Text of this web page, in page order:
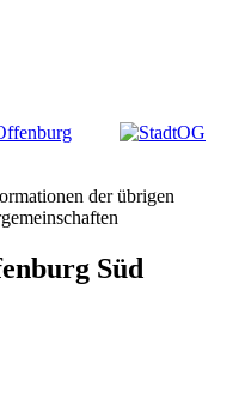
der übrigen
Süd